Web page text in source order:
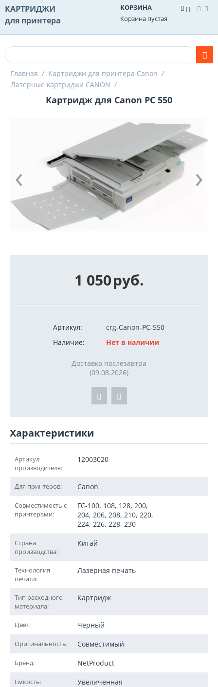
КАРТРИДЖИ
для принтера
КОРЗИНА
Корзина пустая
Главная / Картриджи для принтера Canon /
Лазерные картриджи CANON /
Картридж для Canon PC 550
1 050руб.
Артикул:
crg-Canon-PC-550
Наличие:
Нет в наличии
Доставка послезавтра
(09.08.2026)
Характеристики
Артикул
производителя:
12003020
Для принтеров: Canon
Совместимость с
принтерами:
FC-100, 108, 128, 200,
204, 206, 208, 210, 220,
224, 226, 228, 230
Страна
производства:
Китай
Технология
печати:
Лазерная печать
Тип расходного
материала:
Картридж
Цвет: Черный
Оригинальность: Совместимый
Бренд: NetProduct
Емкость: Увеличенная